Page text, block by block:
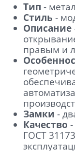
Тип -
Стиль -
Описание
правым и
Замки -
Качество
ГОСТ
Нажимая